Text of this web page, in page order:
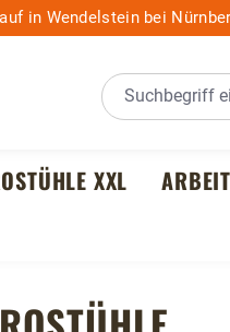
in Wendelstein bei
XXL